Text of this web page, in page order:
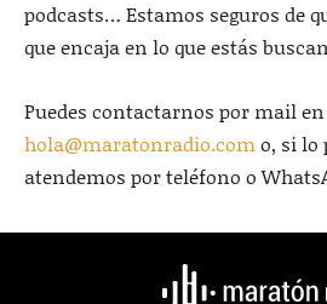
podcasts… Estamos seguros de
que encaja en lo que estás
Puedes contactarnos por mail en
hola@maratonradio.como, si lo
atendemos por teléfono o